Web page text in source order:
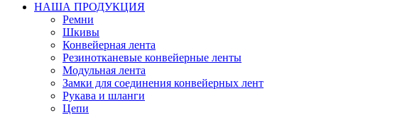
НАША ПРОДУКЦИЯ
Ремни
Шкивы
Конвейерная лента
Резинотканевые конвейерные ленты
Модульная лента
Замки для соединения конвейерных лент
Рукава и шланги
Цепи